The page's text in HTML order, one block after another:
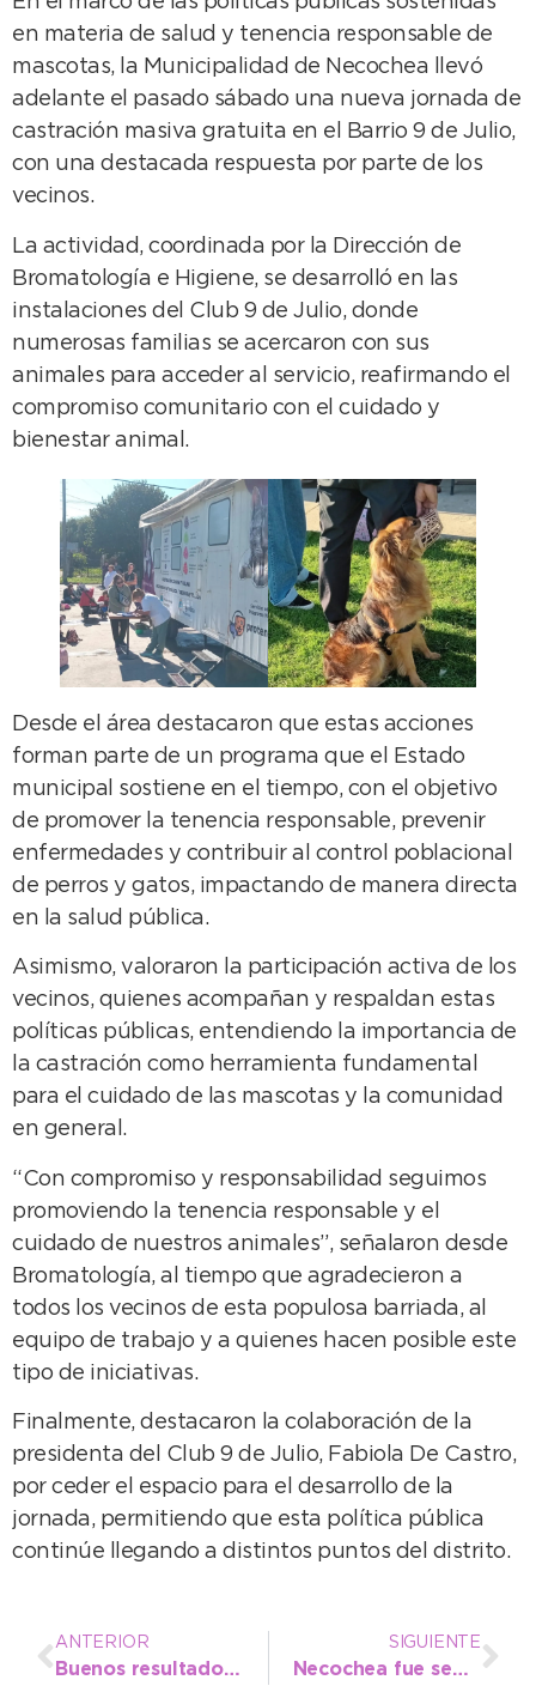
en materia de salud y tenencia responsable de
mascotas, la Municipalidad de Necochea llevó
adelante el pasado sábado una nueva jornada de
castración masiva gratuita en el Barrio 9 de Julio,
con una destacada respuesta por parte de los
vecinos.
La actividad, coordinada por la Dirección de
Bromatología e Higiene, se desarrolló en las
instalaciones del Club 9 de Julio, donde
numerosas familias se acercaron con sus
animales para acceder al servicio, reafirmando el
compromiso comunitario con el cuidado y
bienestar animal.
Desde el área destacaron que estas acciones
forman parte de un programa que el Estado
municipal sostiene en el tiempo, con el objetivo
de promover la tenencia responsable, prevenir
enfermedades y contribuir al control poblacional
de perros y gatos, impactando de manera directa
en la salud pública.
Asimismo, valoraron la participación activa de los
vecinos, quienes acompañan y respaldan estas
políticas públicas, entendiendo la importancia de
la castración como herramienta fundamental
para el cuidado de las mascotas y la comunidad
en general.
“Con compromiso y responsabilidad seguimos
promoviendo la tenencia responsable y el
cuidado de nuestros animales”, señalaron desde
Bromatología, al tiempo que agradecieron a
todos los vecinos de esta populosa barriada, al
equipo de trabajo y a quienes hacen posible este
tipo de iniciativas.
Finalmente, destacaron la colaboración de la
presidenta del Club 9 de Julio, Fabiola De Castro,
por ceder el espacio para el desarrollo de la
jornada, permitiendo que esta política pública
continúe llegando a distintos puntos del distrito.
ANTERIOR
Buenos resultados para Tiago Rojas y Rosario Coronel en exigentes pruebas
SIGUIENTE
Necochea fue sede de la Regata Provincial de Kayak con más de 200 competidores